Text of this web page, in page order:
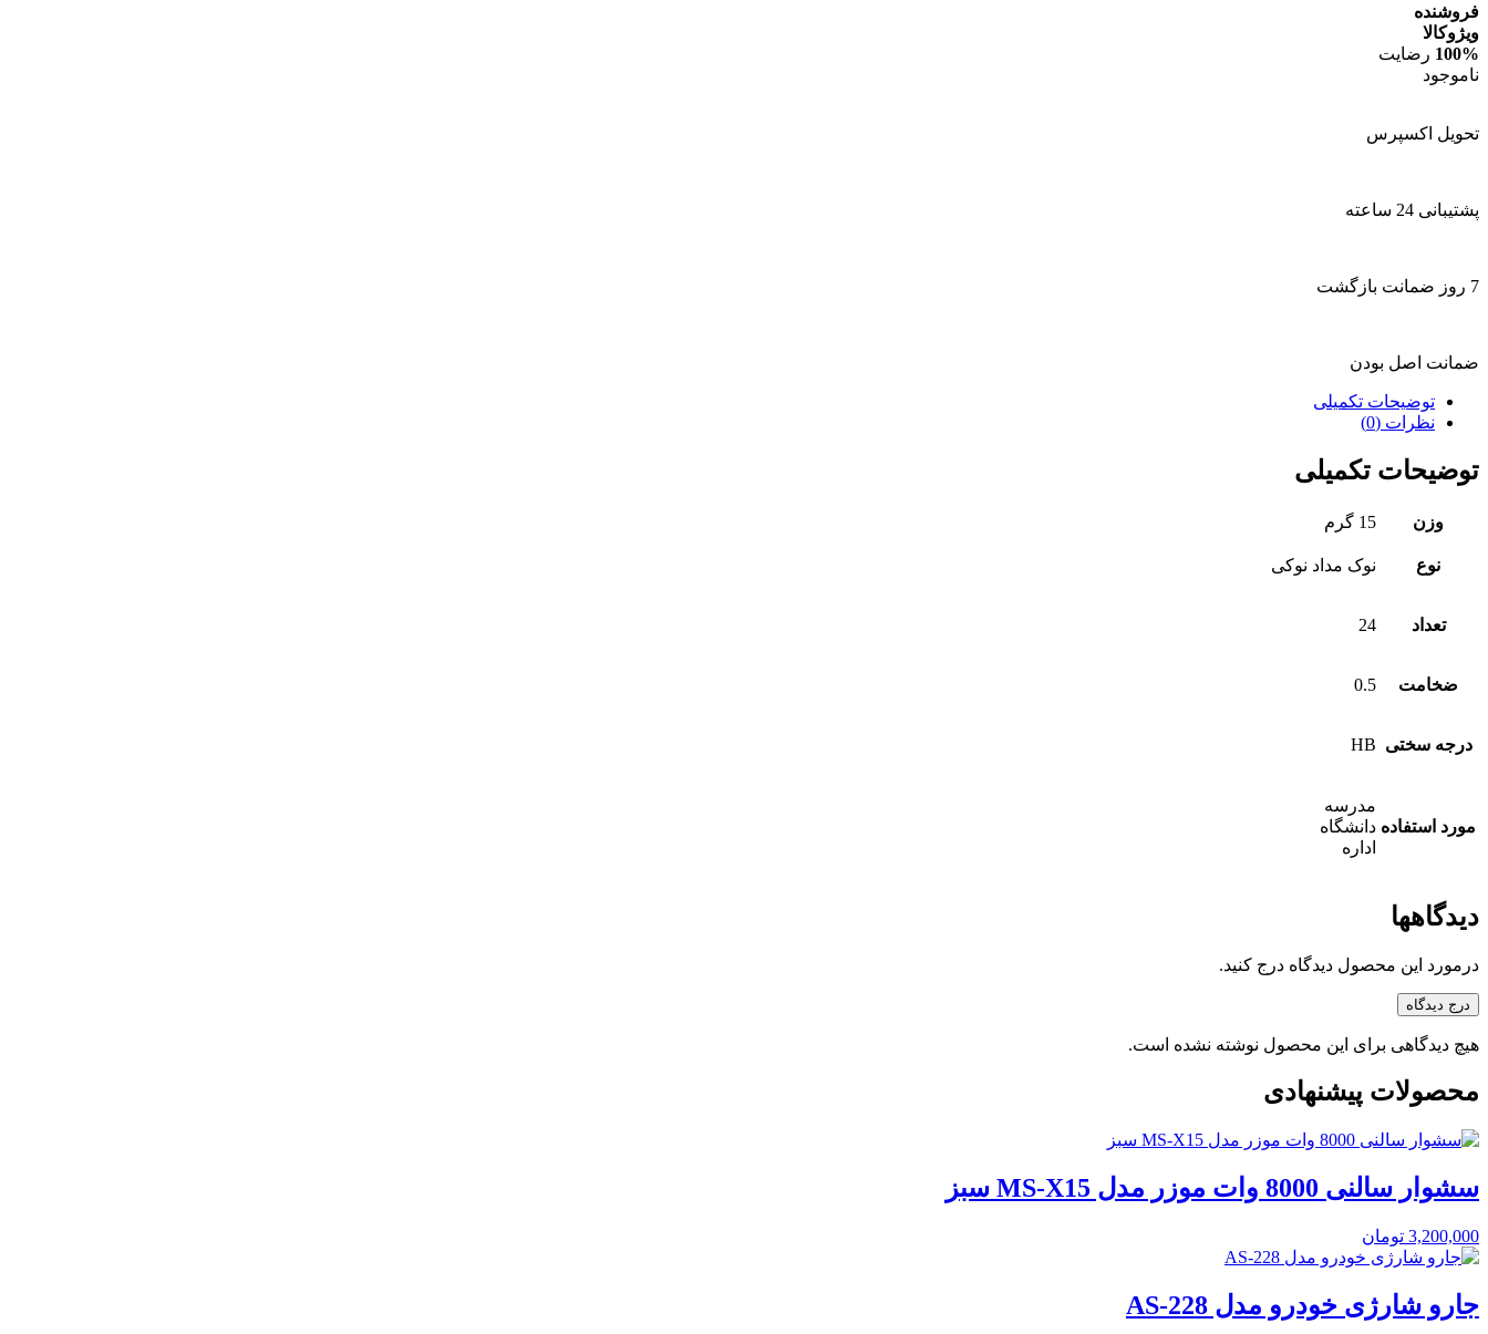
فروشنده
ویژوکالا
100% رضایت
ناموجود
تحویل اکسپرس
پشتیبانی 24 ساعته
7 روز ضمانت بازگشت
ضمانت اصل بودن
توضیحات تکمیلی
نظرات (0)
توضیحات تکمیلی
وزن 15 گرم
نوع نوک مداد نوکی
تعداد 24
ضخامت 0.5
درجه سختی HB
مورد استفاده
مدرسه
دانشگاه
اداره
دیدگاهها
درمورد این محصول دیدگاه درج کنید.
درج دیدگاه
هیچ دیدگاهی برای این محصول نوشته نشده است.
محصولات پیشنهادی
سشوار سالنی 8000 وات موزر مدل MS-X15 سبز
3,200,000 تومان
جارو شارژی خودرو مدل AS-228